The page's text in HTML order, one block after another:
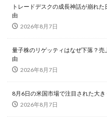
トレードデスクの成長神話が崩れ
由
2026年8月7日
量子株のリゲッティはなぜ下落？
由
2026年8月7日
8月6日の米国市場で注目された大
2026年8月7日